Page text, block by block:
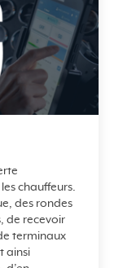
chauffeurs.
des rondes
de recevoir
terminaux
ainsi